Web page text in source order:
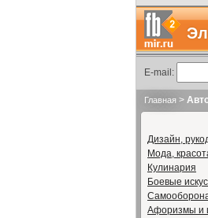
E-mail:
Главная >
Дизайн,
Мода,
Кулинария
Боевые
Афоризмы и